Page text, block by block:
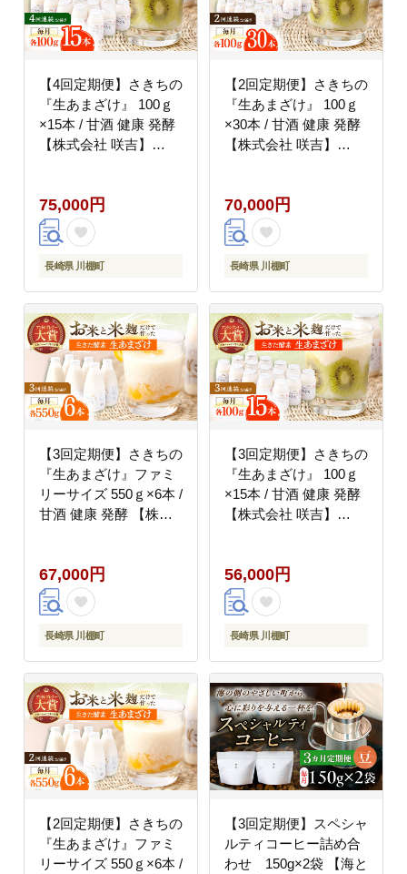
【4回定期便】さきちの
『生あまざけ』 100ｇ
×15本 / 甘酒 健康 発酵
【株式会社 咲吉】
75,000円
長崎県 川棚町
【2回定期便】さきちの
『生あまざけ』 100ｇ
×30本 / 甘酒 健康 発酵
【株式会社 咲吉】
70,000円
長崎県 川棚町
【3回定期便】さきちの
『生あまざけ』ファミ
リーサイズ 550ｇ×6本 /
甘酒 健康 発酵 【株式
67,000円
長崎県 川棚町
【3回定期便】さきちの
『生あまざけ』 100ｇ
×15本 / 甘酒 健康 発酵
【株式会社 咲吉】
56,000円
長崎県 川棚町
【2回定期便】さきちの
『生あまざけ』ファミ
リーサイズ 550ｇ×6本 /
【3回定期便】スペシャ
ルティコーヒー詰め合
わせ 150g×2袋 【海と